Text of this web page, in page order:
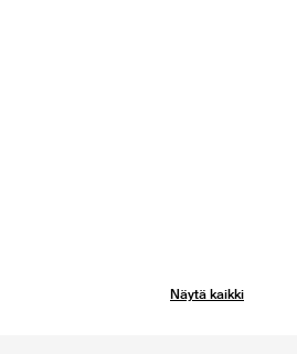
Näytä kaikki